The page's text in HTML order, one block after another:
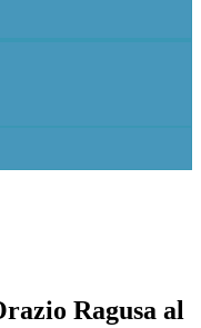
Ragusa al